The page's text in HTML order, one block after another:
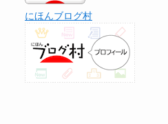
にほんブログ村